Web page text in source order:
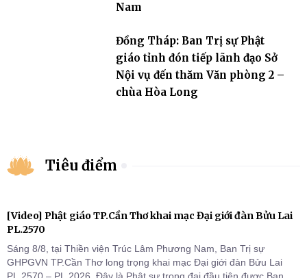
Nam
Đồng Tháp: Ban Trị sự Phật
giáo tỉnh đón tiếp lãnh đạo Sở
Nội vụ đến thăm Văn phòng 2 –
chùa Hòa Long
Tiêu điểm
[Video] Phật giáo TP.Cần Thơ khai mạc Đại giới đàn Bửu Lai
PL.2570
Sáng 8/8, tại Thiền viện Trúc Lâm Phương Nam, Ban Trị sự
GHPGVN TP.Cần Thơ long trọng khai mạc Đại giới đàn Bửu Lai
PL.2570 – PL.2026. Đây là Phật sự trọng đại đầu tiên được Ban Trị